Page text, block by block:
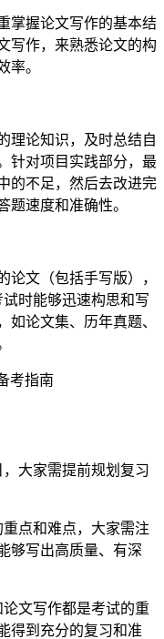
掌握论文写作的基本结
写作，来熟悉论文的构
率。
理论知识，及时总结自
针对项目实践部分，最
的不足，然后去改进完
题速度和准确性。
论文（包括手写版），
时能够迅速构思和写
如论文集、历年真题、
大家需提前规划复习
点和难点，大家需注
够写出高质量、有深
文写作都是考试的重
得到充分的复习和准